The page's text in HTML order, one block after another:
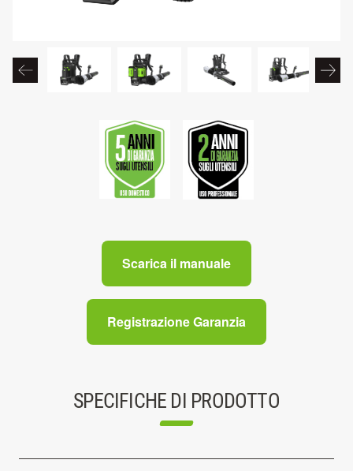
Scarica il manuale
Registrazione Garanzia
SPECIFICHE DI PRODOTTO